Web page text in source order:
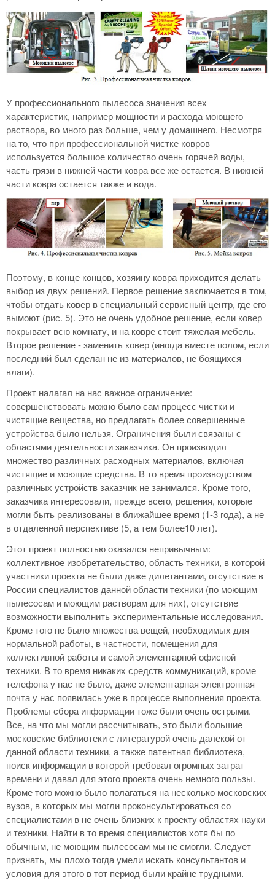
У профессионального пылесоса значения всех
характеристик, например мощности и расхода моющего
раствора, во много раз больше, чем у домашнего. Несмотря
на то, что при профессиональной чистке ковров
используется большое количество очень горячей воды,
часть грязи в нижней части ковра все же остается. В нижней
части ковра остается также и вода.
Поэтому, в конце концов, хозяину ковра приходится делать
выбор из двух решений. Первое решение заключается в том,
чтобы отдать ковер в специальный сервисный центр, где его
вымоют (рис. 5). Это не очень удобное решение, если ковер
покрывает всю комнату, и на ковре стоит тяжелая мебель.
Второе решение - заменить ковер (иногда вместе полом, если
последний был сделан не из материалов, не боящихся
влаги).
Проект налагал на нас важное ограничение:
совершенствовать можно было сам процесс чистки и
чистящие вещества, но предлагать более совершенные
устройства было нельзя. Ограничения были связаны с
областями деятельности заказчика. Он производил
множество различных расходных материалов, включая
чистящие и моющие средства. В то время производством
различных устройств заказчик не занимался. Кроме того,
заказчика интересовали, прежде всего, решения, которые
могли быть реализованы в ближайшее время (1-3 года), а не
в отдаленной перспективе (5, а тем более10 лет).
Этот проект полностью оказался непривычным:
коллективное изобретательство, область техники, в которой
участники проекта не были даже дилетантами, отсутствие в
России специалистов данной области техники (по моющим
пылесосам и моющим растворам для них), отсутствие
возможности выполнить экспериментальные исследования.
Кроме того не было множества вещей, необходимых для
нормальной работы, в частности, помещения для
коллективной работы и самой элементарной офисной
техники. В то время никаких средств коммуникаций, кроме
телефона у нас не было, даже элементарная электронная
почта у нас появилась уже в процессе выполнения проекта.
Проблемы сбора информации тоже были очень острыми.
Все, на что мы могли рассчитывать, это были большие
московские библиотеки с литературой очень далекой от
данной области техники, а также патентная библиотека,
поиск информации в которой требовал огромных затрат
времени и давал для этого проекта очень немного пользы.
Кроме того можно было полагаться на несколько московских
вузов, в которых мы могли проконсультироваться со
специалистами в не очень близких к проекту областях науки
и техники. Найти в то время специалистов хотя бы по
обычным, не моющим пылесосам мы не смогли. Следует
признать, мы плохо тогда умели искать консультантов и
условия для этого в тот период были крайне трудными.